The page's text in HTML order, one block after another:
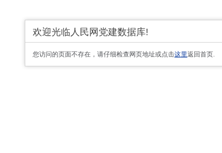
欢迎光临人民网党建数据库!
您访问的页面不存在，请仔细检查网页地址或点击这里返回首页.